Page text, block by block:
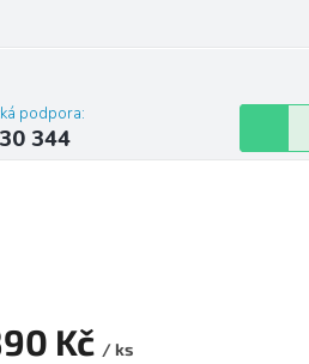
podpora:
344
Kč / ks